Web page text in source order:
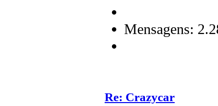
Mensagens:
Re: Crazycar